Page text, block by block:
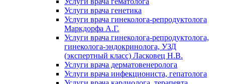
Услуги врача генетика
Услуги врача гинеколога-репродуктолога
Маркдорфа А.Г.
Услуги врача гинеколога-репродуктолога,
гинеколога-эндокринолога, УЗД
(экспертный класс) Ласковец Н.В.
Услуги врача дерматовенеролога
Услуги врача инфекциониста, гепатолога